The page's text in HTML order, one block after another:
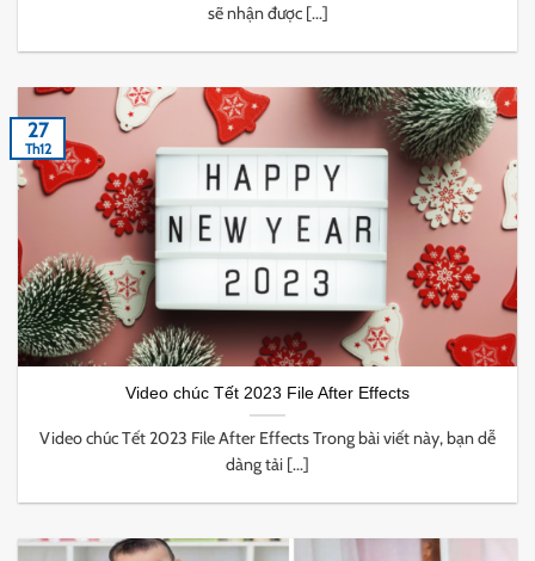
sẽ nhận được [...]
Video chúc Tết 2023 File After Effects
Video chúc Tết 2023 File After Effects Trong bài viết này, bạn dễ
dàng tải [...]
27
Th12